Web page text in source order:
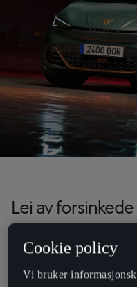
Lei av
CUPRA Born
Cookie policy
Vi bruker